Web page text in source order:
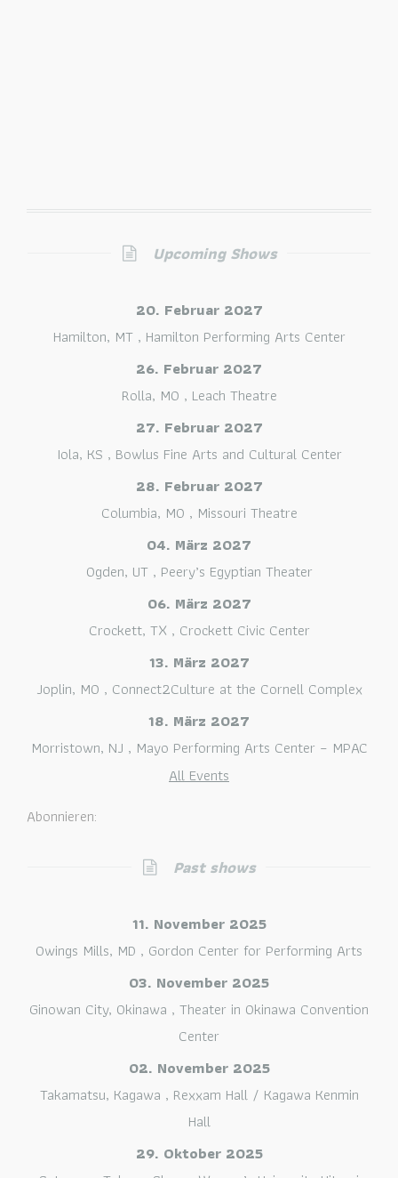
Upcoming Shows
20. Februar 2027
Hamilton, MT , Hamilton Performing Arts Center
26. Februar 2027
Rolla, MO , Leach Theatre
27. Februar 2027
Iola, KS , Bowlus Fine Arts and Cultural Center
28. Februar 2027
Columbia, MO , Missouri Theatre
04. März 2027
Ogden, UT , Peery’s Egyptian Theater
06. März 2027
Crockett, TX , Crockett Civic Center
13. März 2027
Joplin, MO , Connect2Culture at the Cornell Complex
18. März 2027
Morristown, NJ , Mayo Performing Arts Center – MPAC
All Events
Abonnieren:
Past shows
11. November 2025
Owings Mills, MD , Gordon Center for Performing Arts
03. November 2025
Ginowan City, Okinawa , Theater in Okinawa Convention
Center
02. November 2025
Takamatsu, Kagawa , Rexxam Hall / Kagawa Kenmin
Hall
29. Oktober 2025